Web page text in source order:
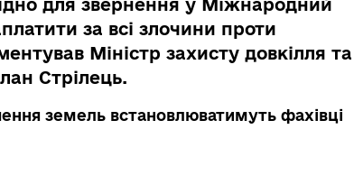
для звернення у Міжнародний
за всі злочини проти
Міністр захисту довкілля та
Стрілець.
земель встановлюватимуть фахівці